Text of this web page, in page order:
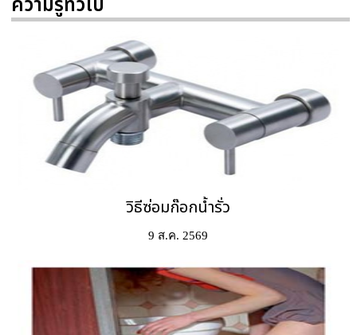
ความรู้ทั่วไป
วิธีซ่อมก๊อกน้ำรั่ว
9 ส.ค. 2569